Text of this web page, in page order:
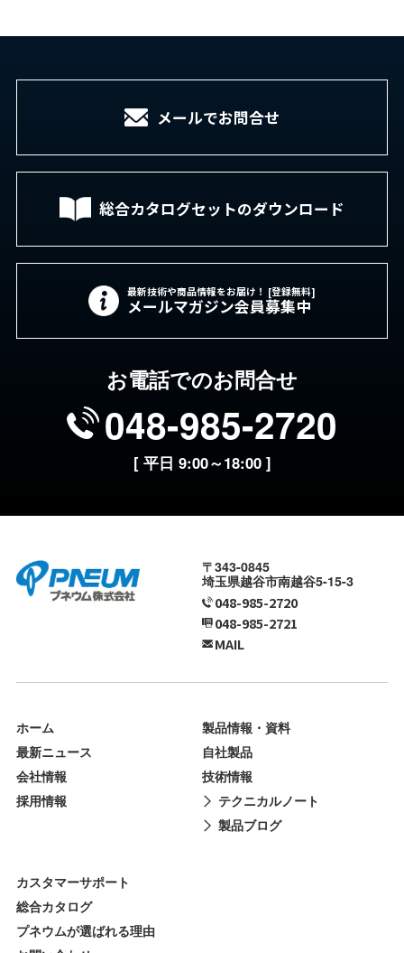
メールでお問合せ
総合カタログセットのダウンロード
最新技術や商品情報をお届け！ [登録無料]
メールマガジン会員募集中
お電話でのお問合せ
048-985-2720
[ 平日 9:00～18:00 ]
〒343-0845
埼玉県越谷市南越谷5-15-3
048-985-2720
048-985-2721
MAIL
ホーム
最新ニュース
会社情報
採用情報
製品情報・資料
自社製品
技術情報
テクニカルノート
製品ブログ
カスタマーサポート
総合カタログ
プネウムが選ばれる理由